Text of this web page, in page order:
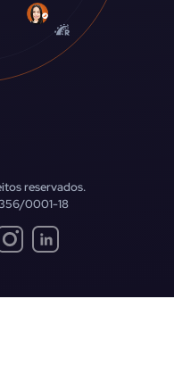
reservados.
0001-18